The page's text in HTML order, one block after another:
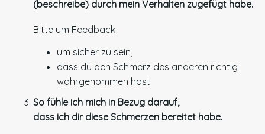
(beschreibe) durch mein Verhalten zugefügt habe.
Bitte um Feedback
um sicher zu sein,
dass du den Schmerz des anderen richtig
wahrgenommen hast.
So fühle ich mich in Bezug darauf,
dass ich dir diese Schmerzen bereitet habe.